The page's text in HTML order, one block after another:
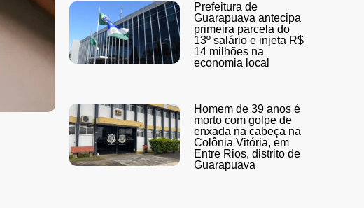
Prefeitura de
Guarapuava antecipa
primeira parcela do
13º salário e injeta R$
14 milhões na
economia local
Homem de 39 anos é
morto com golpe de
enxada na cabeça na
Colônia Vitória, em
Entre Rios, distrito de
Guarapuava